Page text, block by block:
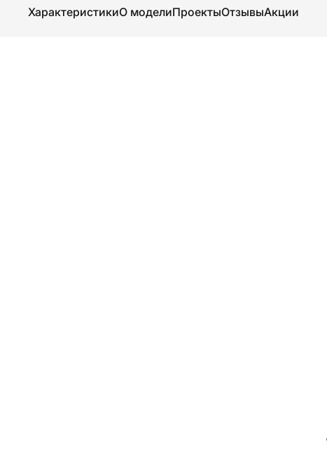
ХарактеристикиО моделиПроектыОтзывыАкции